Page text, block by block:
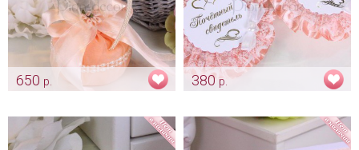
650 р.
Арт: pod_0201
380 р.
Арт: shtu_0190 персик